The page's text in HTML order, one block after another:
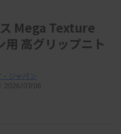
Mega Texture
高グリップニト
ジャパン
2026/07/06